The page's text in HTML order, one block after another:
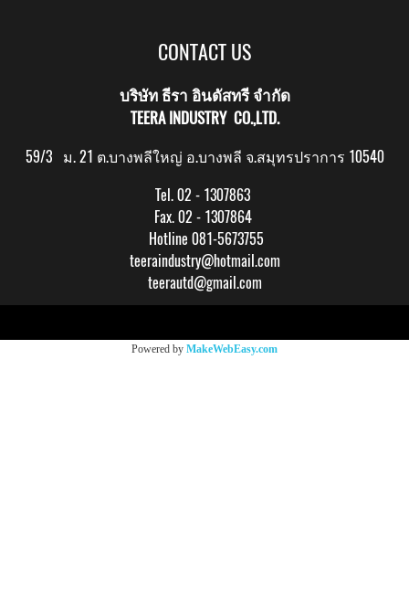
CONTACT US
บริษัท ธีรา อินดัสทรี จำกัด
TEERA INDUSTRY CO.,LTD.
59/3 ม. 21 ต.บางพลีใหญ่ อ.บางพลี จ.สมุทรปราการ 10540
Tel. 02 - 1307863
Fax. 02 - 1307864
Hotline 081-5673755
teeraindustry@hotmail.com
teerautd@gmail.com
Powered by MakeWebEasy.com